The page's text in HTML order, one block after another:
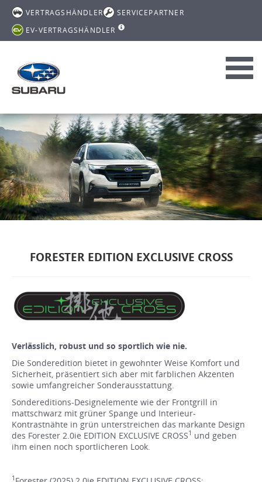
VERTRAGSHÄNDLER
SERVICEPARTNER
EV-VERTRAGSHÄNDLER
FORESTER EDITION EXCLUSIVE CROSS
Verlässlich, robust und so sportlich wie nie.
Die Sonderedition bietet in gewohnter Weise Komfort und
Sicherheit, präsentiert sich aber mit farblichen Akzenten
sowie umfangreicher Sonderausstattung.
Sondereditions-Designelemente wie der Frontgrill in
mattschwarz mit grüner Spange und Interieur-
Kontrastnähte in grün unterstreichen das markante Design
des Forester 2.0ie EDITION EXCLUSIVE CROSS1 und geben
ihm einen noch sportlicheren Look.
1